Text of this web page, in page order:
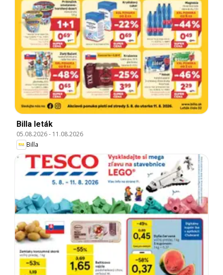
Billa leták
05.08.2026- 11.08.2026
Billa